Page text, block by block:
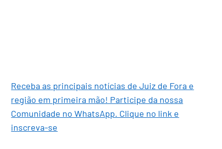
Receba as principais notícias de Juiz de Fora e
região em primeira mão! Participe da nossa
Comunidade no WhatsApp. Clique no link e
inscreva-se